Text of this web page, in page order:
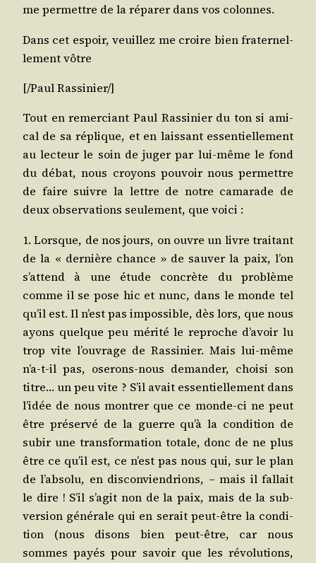
me per­mettre de la répa­rer dans vos colonnes.
Dans cet espoir, veuillez me croire bien fra­ter­nel­
le­ment vôtre
[/​PaulRas­si­nier/​]
Tout en remer­ciant Paul Ras­si­nier du ton si ami­
cal de sa réplique, et en lais­sant essen­tiel­le­ment
au lec­teur le soin de juger par lui-même le fond
du débat, nous croyons pou­voir nous per­mettre
de faire suivre la lettre de notre cama­rade de
deux obser­va­tions seule­ment, que voici :
1. Lorsque, de nos jours, on ouvre un livre trai­tant
de la « der­nière chance » de sau­ver la paix, l’on
s’attend à une étude concrète du pro­blème
comme il se pose hic et nunc, dans le monde tel
qu’il est. Il n’est pas impos­sible, dès lors, que nous
ayons quelque peu méri­té le reproche d’avoir lu
trop vite l’ouvrage de Ras­si­nier. Mais lui-même
n’a‑t-il pas, ose­rons-nous deman­der, choi­si son
titre… un peu vite ? S’il avait essen­tiel­le­ment dans
l’idée de nous mon­trer que ce monde-ci ne peut
être pré­ser­vé de la guerre qu’à la condi­tion de
subir une trans­for­ma­tion totale, donc de ne plus
être ce qu’il est, ce n’est pas nous qui, sur le plan
de l’absolu, en dis­con­vien­drions, – mais il fal­lait
le dire ! S’il s’agit non de la paix, mais de la sub­
ver­sion géné­rale qui en serait peut-être la condi­
tion (nous disons bien peut-être, car nous
sommes payés pour savoir que les révo­lu­tions,